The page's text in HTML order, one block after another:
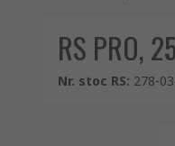
RS PRO,
Nr. stoc RS: 278-